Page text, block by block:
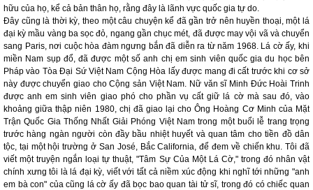
hữu của họ, kể cả bản thân họ, rằng đây là lãnh vực quốc gia tự do.
Đây cũng là thời kỳ, theo một câu chuyện kể đã gần trở nên huyền thoại, một lá
đại kỳ mầu vàng ba sọc đỏ, ngang gần chục mét, đã được may vội vã và chuyển
sang Paris, nơi cuộc hòa đàm ngưng bắn đã diễn ra từ năm 1968. Lá cờ ấy, khi
miền Nam sụp đổ, đã được một số anh chị em sinh viên quốc gia du học bên
Pháp vào Tòa Đại Sứ Việt Nam Cộng Hòa lấy được mang đi cất trước khi cơ sở
này được chuyển giao cho Cộng sản Việt Nam. Nữ văn sĩ Minh Đức Hoài Trinh
được anh em sinh viên giao phó cho phần vụ cất giữ lá cờ mà sau đó, vào
khoảng giữa thập niên 1980, chị đã giao lại cho Ông Hoàng Cơ Minh của Mặt
Trận Quốc Gia Thống Nhất Giải Phóng Việt Nam trong một buổi lễ trang trọng
trước hàng ngàn người còn đầy bầu nhiệt huyết và quan tâm cho tiền đồ dân
tộc, tại một hội trường ở San José, Bắc California, để đem về chiến khu. Tôi đã
viết một truyện ngắn loại tự thuật, "Tâm Sự Của Một Lá Cờ," trong đó nhân vật
chính xưng tôi là lá đại kỳ, viết với tất cả niềm xúc động khi nghĩ tới những "anh
em bà con" của cũng lá cờ ấy đã bọc bao quan tài tử sĩ, trong đó có chiếc quan